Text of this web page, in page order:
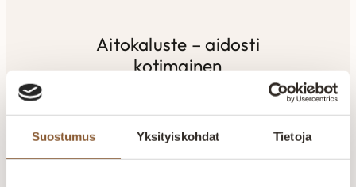
Suostumus Yksityiskohdat Tietoja
Aitokaluste – aidosti
kotimainen
Aitokaluste tekee huonekalut sohvista
sänkyihin paremmin – kotimaisesti,
kunnon materiaaleista ja vankalla
kokemuksella. Valmistus tapahtuu